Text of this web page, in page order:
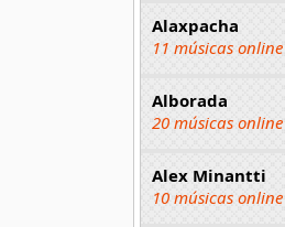
Alaxpacha
11 músicas online
Alborada
20 músicas online
Alex Minantti
10 músicas online